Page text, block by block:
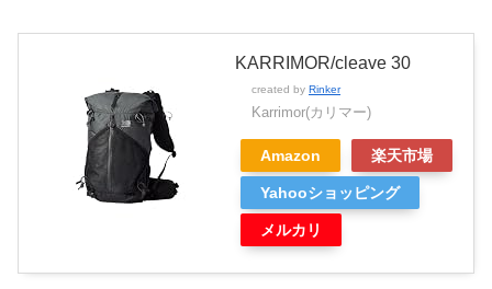
KARRIMOR/cleave 30
created by Rinker
Karrimor(カリマー)
Amazon 楽天市場
Yahooショッピング
メルカリ